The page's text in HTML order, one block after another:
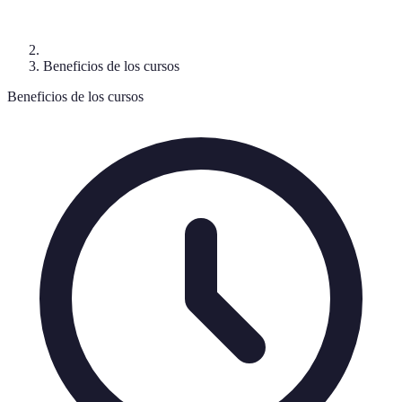
Beneficios de los cursos
Beneficios de los cursos